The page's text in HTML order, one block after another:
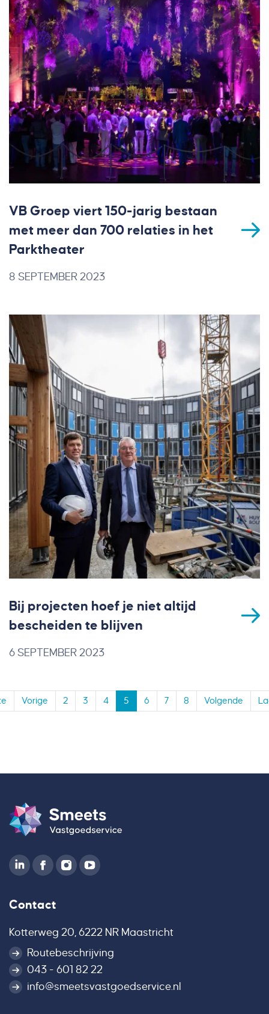
VB Groep viert 150-jarig bestaan
met meer dan 700 relaties in het
Parktheater
8 SEPTEMBER 2023
Bij projecten hoef je niet altijd
bescheiden te blijven
6 SEPTEMBER 2023
Vorige 2 3 4 5 6 7 8 Volgende
Contact
Kotterweg 20, 6222 NR Maastricht
Routebeschrijving
043 - 601 82 22
info@smeetsvastgoedservice.nl